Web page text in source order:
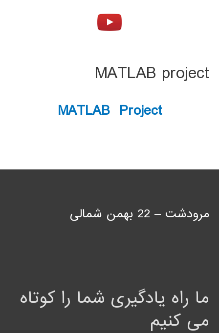
MATLAB project
MATLAB Project
مرودشت – 22 بهمن شمالی
ما راه یادگیری شما را کوتاه
می کنیم